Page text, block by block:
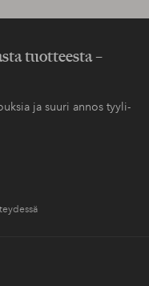
tuotteesta –
ja suuri annos tyyli-